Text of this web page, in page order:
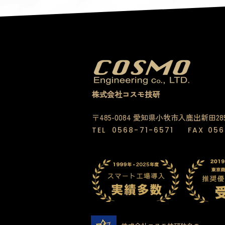
株式会社コスモ技研
〒485-0084 愛知県小牧市入鹿出新田
TEL 0568-71-6571 FAX